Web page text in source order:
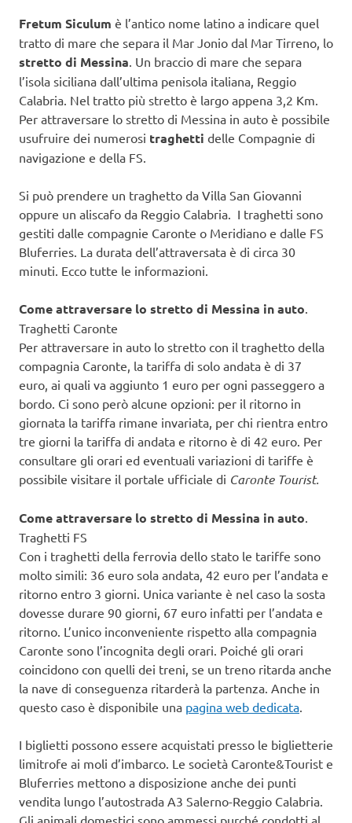
Fretum Siculum è l’antico nome latino a indicare quel
tratto di mare che separa il Mar Jonio dal Mar Tirreno, lo
stretto di Messina . Un braccio di mare che separa
l’isola siciliana dall’ultima penisola italiana, Reggio
Calabria. Nel tratto più stretto è largo appena 3,2 Km.
Per attraversare lo stretto di Messina in auto è possibile
usufruire dei numerosi traghetti delle Compagnie di
navigazione e della FS.
Si può prendere un traghetto da Villa San Giovanni
oppure un aliscafo da Reggio Calabria. I traghetti sono
gestiti dalle compagnie Caronte o Meridiano e dalle FS
Bluferries. La durata dell’attraversata è di circa 30
minuti. Ecco tutte le informazioni.
Come attraversare lo stretto di Messina in auto
Traghetti Caronte
Per attraversare in auto lo stretto con il traghetto della
compagnia Caronte, la tariffa di solo andata è di 37
euro, ai quali va aggiunto 1 euro per ogni passeggero a
bordo. Ci sono però alcune opzioni: per il ritorno in
giornata la tariffa rimane invariata, per chi rientra entro
tre giorni la tariffa di andata e ritorno è di 42 euro. Per
consultare gli orari ed eventuali variazioni di tariffe è
possibile visitare il portale ufficiale di Caronte Tourist.
Come attraversare lo stretto di Messina in auto
Traghetti FS
Con i traghetti della ferrovia dello stato le tariffe sono
molto simili: 36 euro sola andata, 42 euro per l’andata e
ritorno entro 3 giorni. Unica variante è nel caso la sosta
dovesse durare 90 giorni, 67 euro infatti per l’andata e
ritorno. L’unico inconveniente rispetto alla compagnia
Caronte sono l’incognita degli orari. Poiché gli orari
coincidono con quelli dei treni, se un treno ritarda anche
la nave di conseguenza ritarderà la partenza. Anche in
questo caso è disponibile una pagina web dedicata
I biglietti possono essere acquistati presso le biglietterie
limitrofe ai moli d’imbarco. Le società Caronte&Tourist e
Bluferries mettono a disposizione anche dei punti
vendita lungo l’autostrada A3 Salerno-Reggio Calabria.
Gli animali domestici sono ammessi purché condotti al